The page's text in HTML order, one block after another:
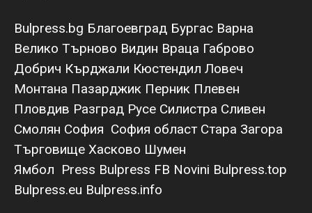
Bulpress.bg Благоевград Бургас Варна
Велико Търново Видин Враца Габрово
Добрич Кърджали Кюстендил Ловеч
Монтана Пазарджик Перник Плевен
Пловдив Разград Русе Силистра Сливен
Смолян София София област Стара Загора
Търговище Хасково Шумен
Ямбол Press Bulpress FB Novini Bulpress.top
Bulpress.eu Bulpress.info